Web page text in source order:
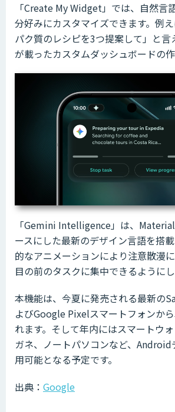
「Create My Widget」では、自然言
分好みにカスタマイズできます。例
パク質のレシピを3つ提案して」と言
が載ったカスタムダッシュボードの作
「Gemini Intelligence」は、
ースにした最新のデザイン言語を搭
的なアニメーションにより注意散漫
目の前のタスクに集中できるようにし
本機能は、今夏に発売される最新の
よびGoogle Pixelスマートフォンか
れます。そして年内にはスマートウ
ガネ、ノートパソコンなど、
用可能となる予定です。
出典： Google